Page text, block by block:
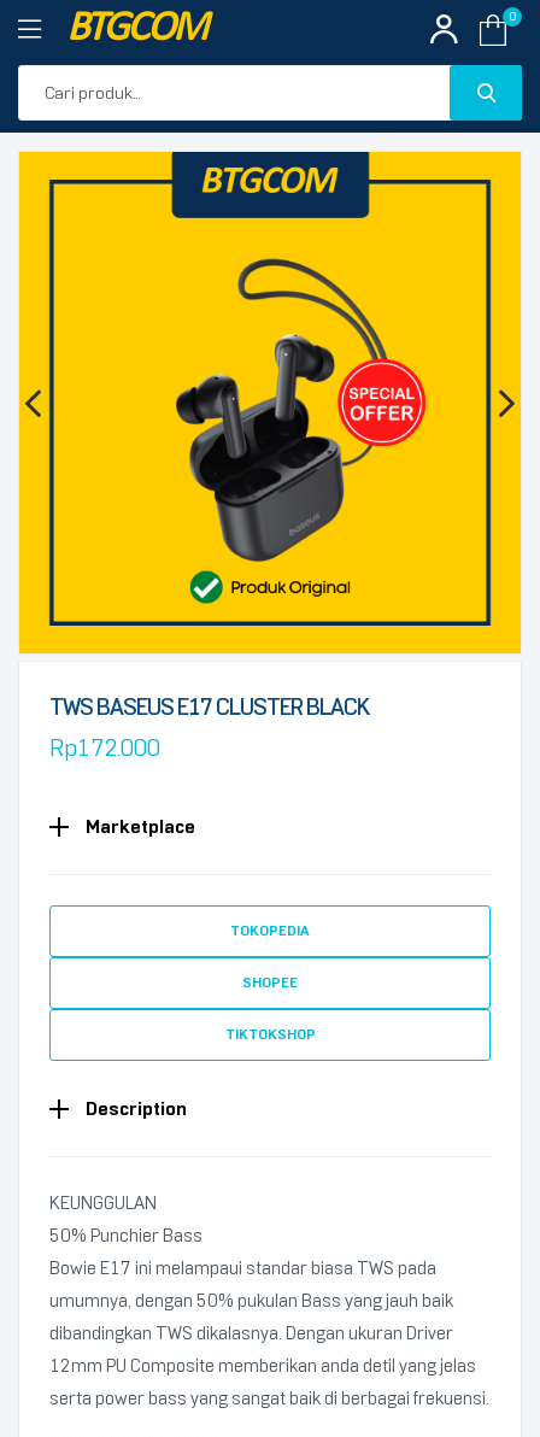
BTGCOM 0
PRODUK UNGGULAN
PRODUK TERBARU
🔍
TWS BASEUS E17 CLUSTER BLACK
Rp172.000
Marketplace
TOKOPEDIA
SHOPEE
TIKTOKSHOP
Description
KEUNGGULAN
50% Punchier Bass
Bowie E17 ini melampaui standar biasa TWS pada
umumnya, dengan 50% pukulan Bass yang jauh baik
dibandingkan TWS dikalasnya. Dengan ukuran Driver
12mm PU Composite memberikan anda detil yang jelas
serta power bass yang sangat baik di berbagai frekuensi.